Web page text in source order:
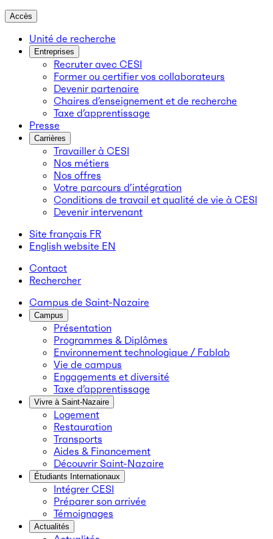
Accès
Unité de recherche
Entreprises
Recruter avec CESI
Former ou certifier vos collaborateurs
Devenir partenaire
Chaires d’enseignement et de recherche
Taxe d’apprentissage
Presse
Carrières
Travailler à CESI
Nos métiers
Nos offres
Votre parcours d’intégration
Conditions de travail et qualité de vie à CESI
Devenir intervenant
Site français FR
English website EN
Contact
Rechercher
Campus de Saint-Nazaire
Campus
Présentation
Programmes & Diplômes
Environnement technologique / Fablab
Vie de campus
Engagements et diversité
Taxe d’apprentissage
Vivre à Saint-Nazaire
Logement
Restauration
Transports
Aides & Financement
Découvrir Saint-Nazaire
Étudiants Internationaux
Intégrer CESI
Préparer son arrivée
Témoignages
Actualités